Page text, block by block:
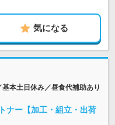
気になる
本土日休み／昼食代補助あり
ナー【加工・組立・出荷